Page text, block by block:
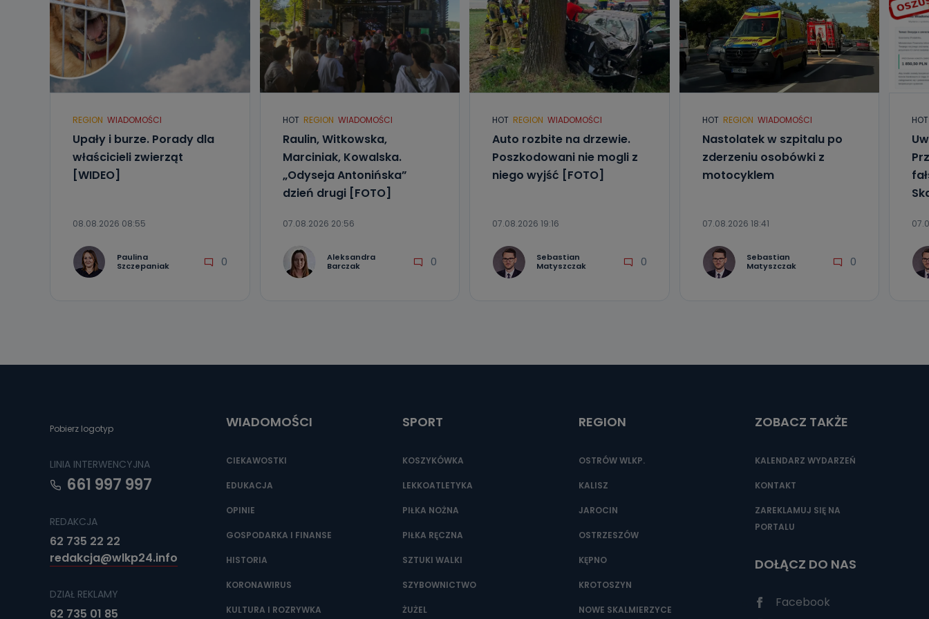
Jak skontaktować się z inspektorem danych osobowych?
Można to zrobić pod numerem telefonu 62 735-51-05 lub e-mailowo pod adresem:
poczta@tvproart.pl
REGION WIADOMOŚCI
Upały i burze. Porady dla
właścicieli zwierząt
[WIDEO]
08.08.2026 08:55
Paulina
Szczepaniak
0
HOT REGION WIADOMOŚCI
Raulin, Witkowska,
Marciniak, Kowalska.
„Odyseja Antonińska”
dzień drugi [FOTO]
07.08.2026 20:56
Aleksandra
Barczak
0
HOT REGION WIADOMOŚCI
Auto rozbite na drzewie.
Poszkodowani nie mogli z
niego wyjść [FOTO]
07.08.2026 19:16
Sebastian
Matyszczak
0
HOT REGION WIADOMOŚCI
Nastolatek w szpitalu po
zderzeniu osobówki z
motocyklem
07.08.2026 18:41
Sebastian
Matyszczak
0
HOT
Pobierz logotyp
LINIA INTERWENCYJNA
661 997 997
REDAKCJA
62 735 22 22
redakcja@wlkp24.info
DZIAŁ REKLAMY
62 735 01 85
WIADOMOŚCI
CIEKAWOSTKI
EDUKACJA
OPINIE
GOSPODARKA I FINANSE
HISTORIA
KORONAWIRUS
KULTURA I ROZRYWKA
SPORT
KOSZYKÓWKA
LEKKOATLETYKA
PIŁKA NOŻNA
PIŁKA RĘCZNA
SZTUKI WALKI
SZYBOWNICTWO
ŻUŻEL
REGION
OSTRÓW WLKP.
KALISZ
JAROCIN
OSTRZESZÓW
KĘPNO
KROTOSZYN
NOWE SKALMIERZYCE
ZOBACZ TAKŻE
KALENDARZ WYDARZEŃ
KONTAKT
ZAREKLAMUJ SIĘ NA
PORTALU
DOŁĄCZ DO NAS
Facebook